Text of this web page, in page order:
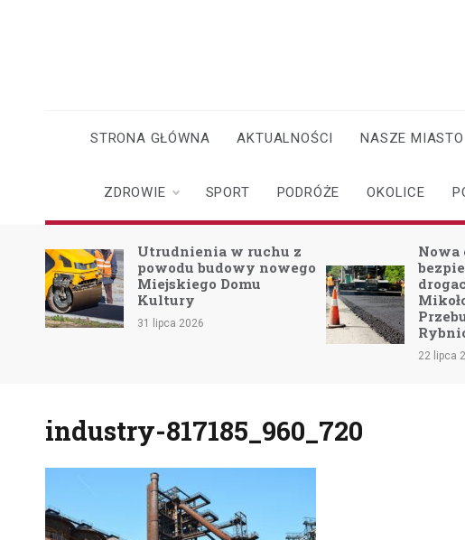
STRONA GŁÓWNA AKTUALNOŚCI NASZE MIASTO
ZDROWIE SPORT PODRÓŻE OKOLICE
Utrudnienia w ruchu z
powodu budowy nowego
Miejskiego Domu
Kultury
31 lipca 2026
Nowa
22 lipca
industry-817185_960_720